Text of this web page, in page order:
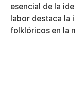
esencial de la
labor destaca
folklóricos en la